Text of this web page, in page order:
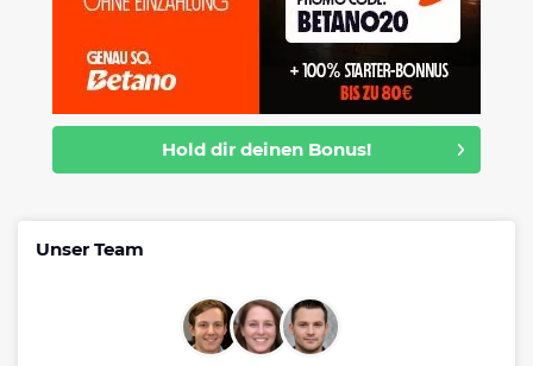
Hold dir deinen Bonus!
Unser Team